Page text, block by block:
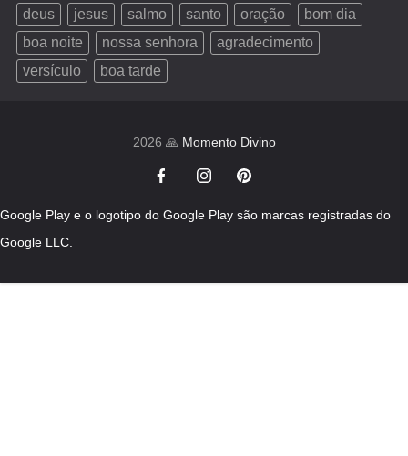
deus jesus salmo santo oração
bom dia
boa noite
nossa senhora
agradecimento
versículo
boa tarde
2026 🙏 Momento Divino
Google Play e o logotipo do Google Play são marcas registradas do
Google LLC.